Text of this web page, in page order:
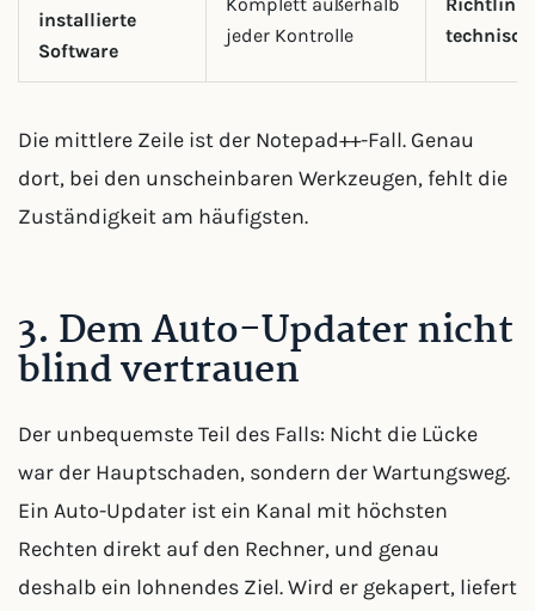
installierte
Software
jeder Kontrolle
Die mittlere Zeile ist der Notepad++-Fall. Genau
dort, bei den unscheinbaren Werkzeugen, fehlt die
Zuständigkeit am häufigsten.
3. Dem Auto-Updater nicht
blind vertrauen
Der unbequemste Teil des Falls: Nicht die Lücke
war der Hauptschaden, sondern der Wartungsweg.
Ein Auto-Updater ist ein Kanal mit höchsten
Rechten direkt auf den Rechner, und genau
deshalb ein lohnendes Ziel. Wird er gekapert, liefert